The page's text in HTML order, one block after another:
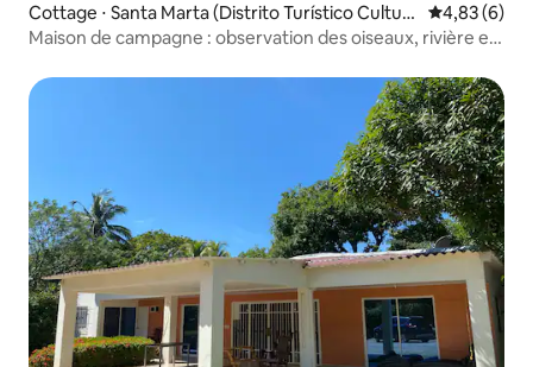
Cottage ⋅ Santa Marta (Distrito Turístico Cultura
l E Histórico)
Évaluation
4,83 (6)
Maison de campagne : observation des oiseaux, rivière et